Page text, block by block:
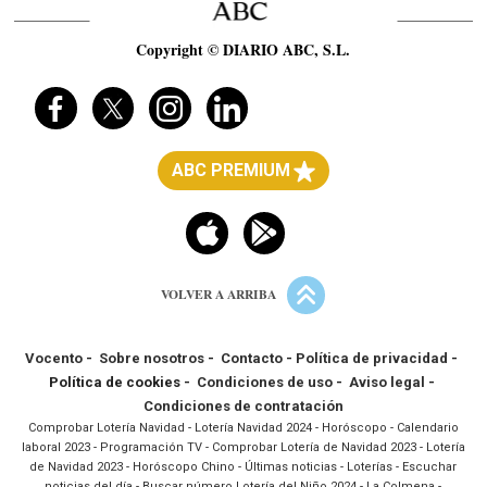
Copyright © DIARIO ABC, S.L.
ABC PREMIUM
VOLVER A ARRIBA
Vocento - Sobre nosotros - Contacto - Política de privacidad -
Política de cookies - Condiciones de uso- Aviso legal -
Condiciones de contratación
Comprobar Lotería Navidad - Lotería Navidad 2024- Horóscopo - Calendario
laboral 2023- Programación TV- Comprobar Lotería de Navidad 2023- Lotería
de Navidad 2023 - Horóscopo Chino - Últimas noticias - Loterías - Escuchar